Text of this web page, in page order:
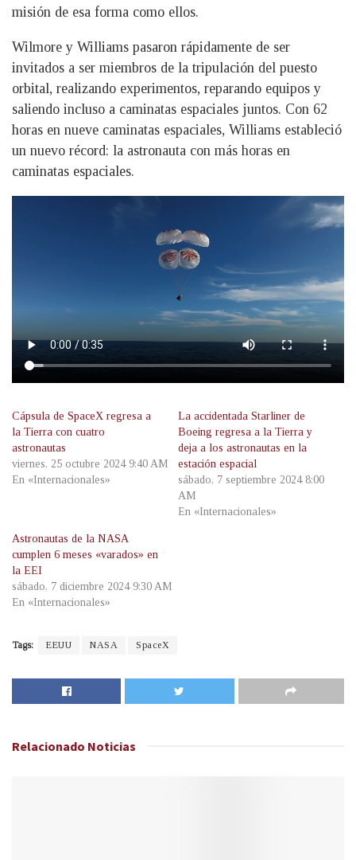
misión de esa forma como ellos.
Wilmore y Williams pasaron rápidamente de ser
invitados a ser miembros de la tripulación del puesto
orbital, realizando experimentos, reparando equipos y
saliendo incluso a caminatas espaciales juntos. Con 62
horas en nueve caminatas espaciales, Williams estableció
un nuevo récord: la astronauta con más horas en
caminatas espaciales.
Cápsula de SpaceX regresa a
la Tierra con cuatro
astronautas
viernes, 25 octubre 2024 9:40 AM
En «Internacionales»
La accidentada Starliner de
Boeing regresa a la Tierra y
deja a los astronautas en la
estación espacial
sábado, 7 septiembre 2024 8:00
AM
En «Internacionales»
Astronautas de la NASA
cumplen 6 meses «varados» en
la EEI
sábado, 7 diciembre 2024 9:30 AM
En «Internacionales»
Tags: EEUU NASA SpaceX
Relacionado Noticias